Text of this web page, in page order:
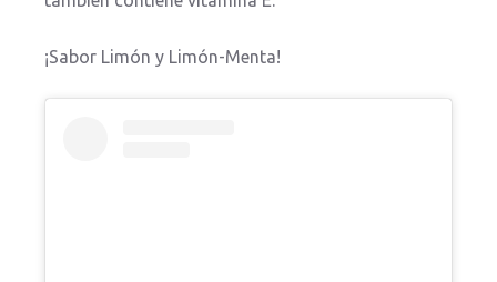
¡Sabor Limón y Limón-Menta!